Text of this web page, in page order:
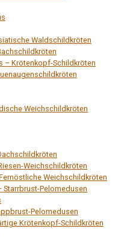
Waldschildkröten
– Krötenkopf-Schildkröten
Weichschildkröten
Weichschildkröten
Weichschildkröten
Starrbrust-Pelomedusen
Pelomedusen
Krötenkopf-Schildkröten